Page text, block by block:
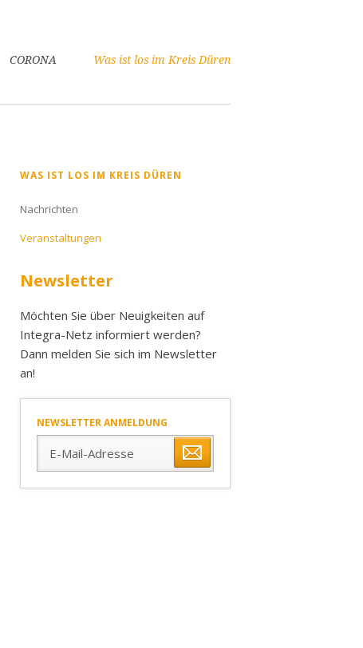
CORONA Was ist los im Kreis Düren
Navigation
WAS IST LOS IM KREIS DÜREN
Nachrichten
Veranstaltungen
Newsletter
Möchten Sie über Neuigkeiten auf
Integra-Netz informiert werden?
Dann melden Sie sich im Newsletter
an!
NEWSLETTER ANMELDUNG
Mail-